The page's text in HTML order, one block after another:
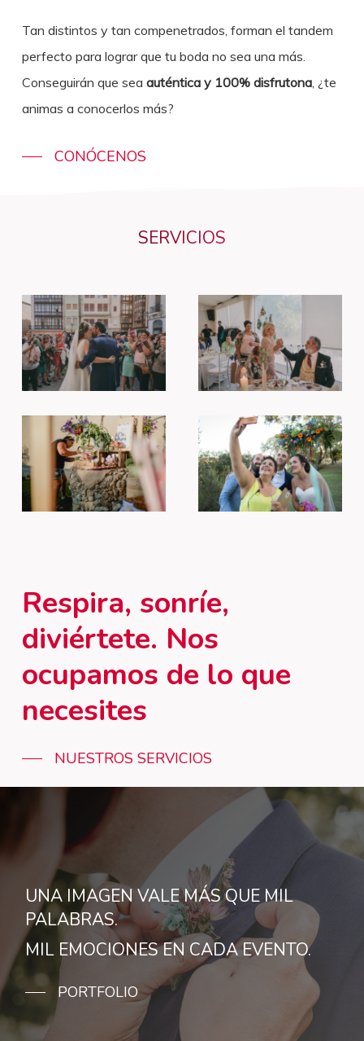
Tan distintos y tan compenetrados, forman el tandem
perfecto para lograr que tu boda no sea una más.
Conseguirán que sea auténtica y 100% disfrutona, ¿te
animas a conocerlos más?
CONÓCENOS
SERVICIOS
Respira, sonríe,
diviértete. Nos
ocupamos de lo que
necesites
NUESTROS SERVICIOS
UNA IMAGEN VALE MÁS QUE MIL
PALABRAS.
MIL EMOCIONES EN CADA EVENTO.
PORTFOLIO